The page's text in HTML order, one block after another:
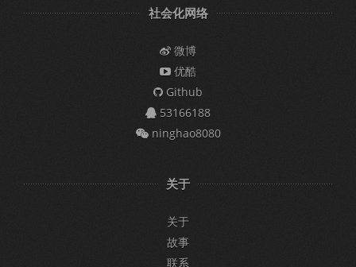
社会化网络
微博
优酷
Github
53166188
ninghao8080
关于
关于
故事
联系